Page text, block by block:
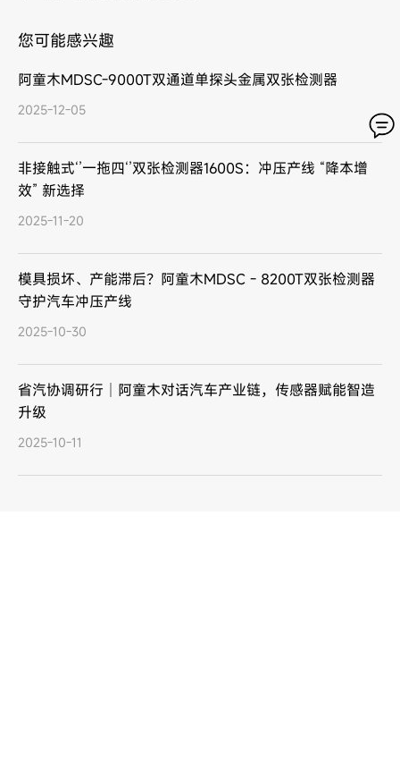
您可能感兴趣
阿童木MDSC-9000T双通道单探头金属双张检测器
2025-12-05
非接触式‘’一拖四‘’双张检测器1600S：冲压产线 “降本增
效” 新选择
2025-11-20
模具损坏、产能滞后？阿童木MDSC - 8200T双张检测器
守护汽车冲压产线
2025-10-30
省汽协调研行｜阿童木对话汽车产业链，传感器赋能智造
升级
2025-10-11